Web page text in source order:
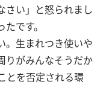
さい」と怒られまし
です。
。生まれつき使いや
りがみんなそうだか
とを否定される環